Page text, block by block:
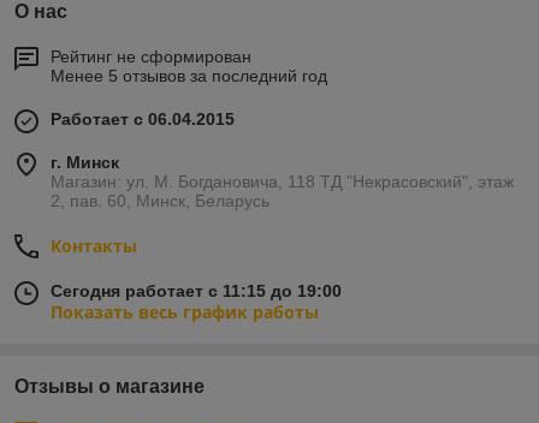
О нас
Рейтинг не сформирован
Менее 5 отзывов за последний год
Работает с 06.04.2015
г. Минск
Магазин: ул. М. Богдановича, 118 ТД "Некрасовский", этаж
2, пав. 60, Минск, Беларусь
Контакты
Сегодня работает с 11:15 до 19:00
Показать весь график работы
Отзывы о магазине